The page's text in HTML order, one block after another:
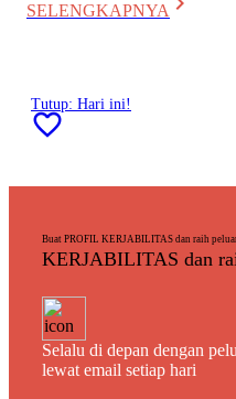
SELENGKAPNYA
Tutup: Hari ini!
favorite_border
Buat PROFIL KERJABILITAS dan raih
KERJABILITAS dan
Selalu di depan dengan
lewat email setiap hari